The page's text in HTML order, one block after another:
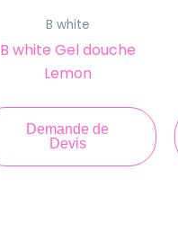
B white
B white Gel douche
Lemon
Demande de
Devis